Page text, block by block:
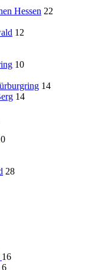
Hessen 22
12
10
14
14
28
16
6